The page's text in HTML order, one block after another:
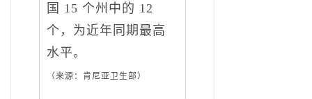
国 15 个州中的 12
个，为近年同期最高
水平。
（来源：肯尼亚卫生部）